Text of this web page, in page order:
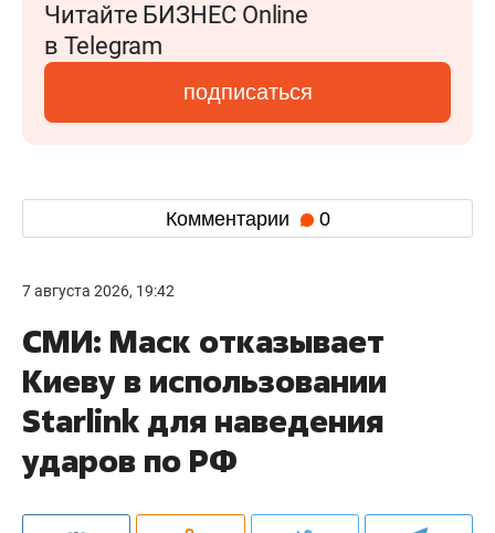
Читайте БИЗНЕС Online
в Telegram
подписаться
Комментарии 0
7 августа 2026, 19:42
СМИ: Маск отказывает
Киеву в использовании
Starlink для наведения
ударов по РФ